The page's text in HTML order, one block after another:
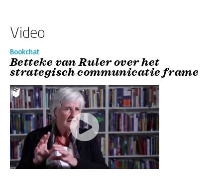
Video
Bookchat
Betteke van Ruler over het
strategisch communicatie frame